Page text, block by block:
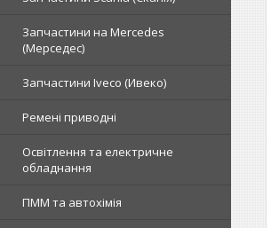
Запчастини на Mercedes
(Мерседес)
Запчастини Iveco (Ивеко)
Ремені приводні
Освітлення та електричне
обладнання
ПММ та автохімія